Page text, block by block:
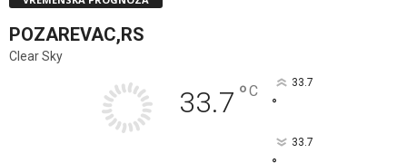
POZAREVAC,RS
Clear Sky
33.7 °C 33.7
°
33.7